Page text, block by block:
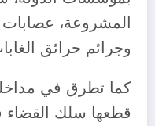
المشروعة، عصابات
وجرائم حرائق
كما تطرق في
قطعها سلك